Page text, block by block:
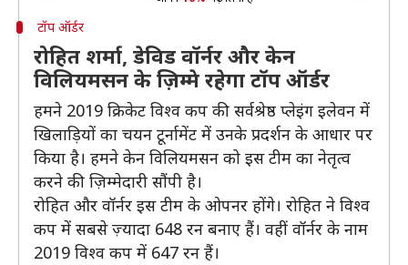
टॉप ऑर्डर
रोहित शर्मा, डेविड वॉर्नर और केन
विलियमसन के ज़िम्मे रहेगा टॉप ऑर्डर
हमने 2019 क्रिकेट विश्व कप की सर्वश्रेष्ठ प्लेइंग इलेवन में
खिलाड़ियों का चयन टूर्नामेंट में उनके प्रदर्शन के आधार पर
किया है। हमने केन विलियमसन को इस टीम का नेतृत्व
करने की ज़िम्मेदारी सौंपी है।
रोहित और वॉर्नर इस टीम के ओपनर होंगे। रोहित ने विश्व
कप में सबसे ज़्यादा 648 रन बनाए हैं। वहीं वॉर्नर के नाम
2019 विश्व कप में 647 रन हैं।